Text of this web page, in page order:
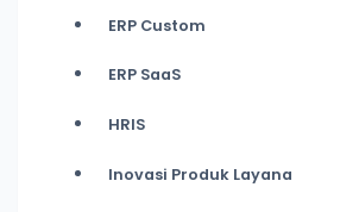
ERP Custom
ERP SaaS
HRIS
Inovasi Produk Layana